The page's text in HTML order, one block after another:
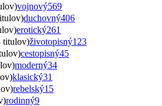
vojnový569
duchovný406
erotický261
titulov)životopisný123
cestopisný45
moderný34
klasický31
rebelský15
rodinný9